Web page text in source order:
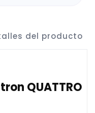
del producto
QUATTRO